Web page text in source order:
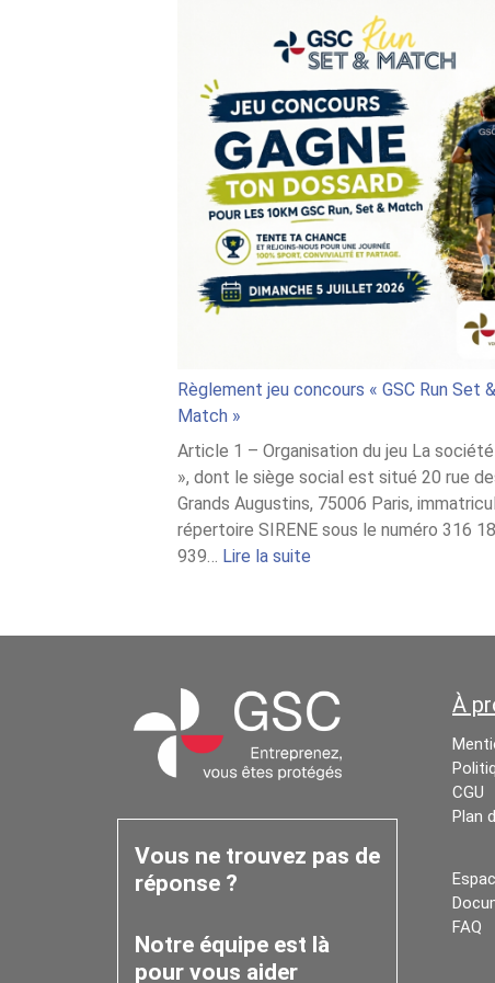
Règlement jeu concours « GSC Run Set &
Match »
Article 1 – Organisation du jeu La société
», dont le siège social est situé 20 rue
Grands Augustins, 75006 Paris,
répertoire SIRENE sous le numéro 316
939… Lire la suite
concours
Run
Set
Match »
Vous ne trouvez pas de
réponse ?
Notre équipe est là
pour vous aider
À
CGU
Plan
FAQ